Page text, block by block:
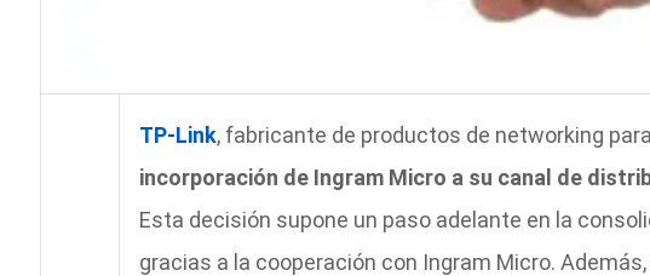
TP-Link, fabricante de productos de networking
incorporación de Ingram Micro a su canal de
Esta decisión supone un paso adelante en la
gracias a la cooperación con Ingram Micro.